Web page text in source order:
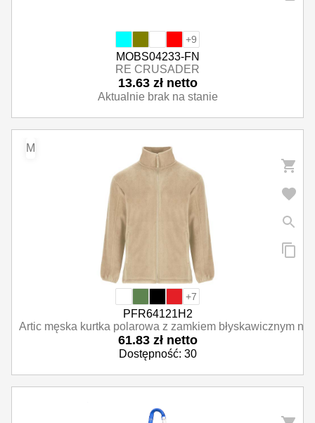
+9
MOBS04233-FN
RE CRUSADER
13.63 zł netto
Aktualnie brak na stanie
+7
M
PFR64121H2
Artic męska kurtka polarowa z zamkiem błyskawicznym na
61.83 zł netto
Dostępność: 30